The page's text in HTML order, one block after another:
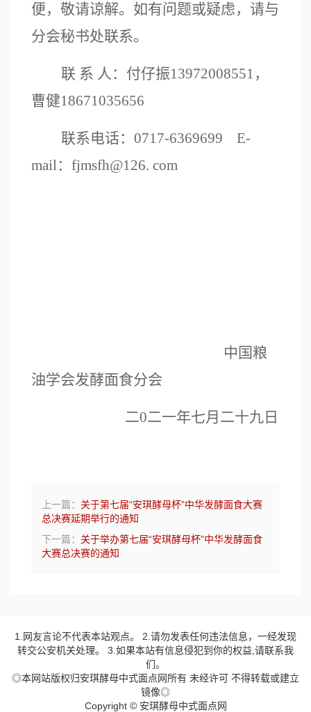
便，敬请谅解。 如有问题或疑虑，请与
分会秘书处联系。
联 系 人：付仔振13972008551，
曹健18671035656
联系电话： 0717-6369699
E-
mail： fjmsfh@126. com
中国粮
油学会发酵面食分会
二0二一年七月 二十九 日
上一篇： 关于第七届“安琪酵母杯”中华发酵面食大赛
总决赛延期举行的通知
下一篇： 关于举办第七届“安琪酵母杯”中华发酵面食
大赛总决赛的通知
1.网友言论不代表本站观点。 2.请勿发表任何违法信息，一经发现
转交公安机关处理。 3.如果本站有信息侵犯到你的权益,请联系我
们。
◎本网站版权归安琪酵母中式面点网所有 未经许可 不得转载或建立
镜像◎
Copyright © 安琪酵母中式面点网